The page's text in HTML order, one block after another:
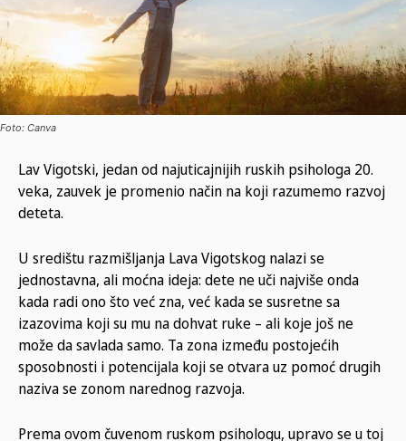
Foto: Canva
Lav Vigotski, jedan od najuticajnijih ruskih psihologa 20.
veka, zauvek je promenio način na koji razumemo razvoj
deteta.
U središtu razmišljanja Lava Vigotskog nalazi se
jednostavna, ali moćna ideja: dete ne uči najviše onda
kada radi ono što već zna, već kada se susretne sa
izazovima koji su mu na dohvat ruke – ali koje još ne
može da savlada samo. Ta zona između postojećih
sposobnosti i potencijala koji se otvara uz pomoć drugih
naziva se zonom narednog razvoja.
Prema ovom čuvenom ruskom psihologu, upravo se u toj